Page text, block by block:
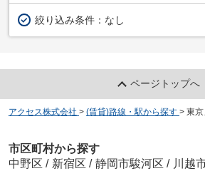
絞り込み条件： なし
ページトップへ
アクセス株式会社 > (賃貸)路線・駅から探す > 東
市区町村から探す
中野区 / 新宿区 / 静岡市駿河区 / 川越